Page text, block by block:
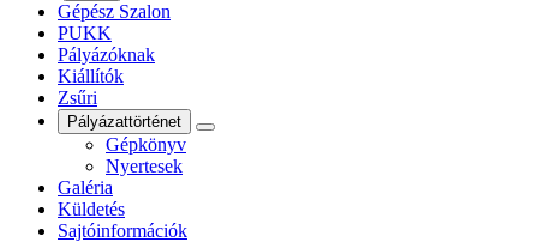
Gépész Szalon
PUKK
Pályázóknak
Kiállítók
Zsűri
Pályázattörténet
Gépkönyv
Nyertesek
Galéria
Küldetés
Sajtóinformációk